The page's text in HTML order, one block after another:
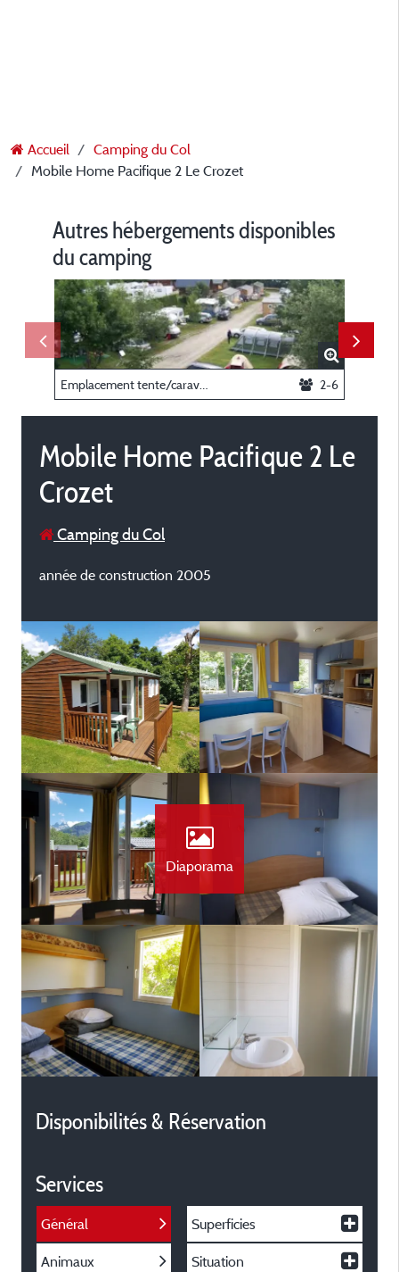
Accueil
Camping du Col
Mobile Home Pacifique 2 Le Crozet
Autres hébergements disponibles
du camping
2-6
Mobile Home Pacifique 2 Le
Crozet
Camping du Col
année de construction 2005
Diaporama
Disponibilités & Réservation
Services
Général
Animaux
Superficies
Situation